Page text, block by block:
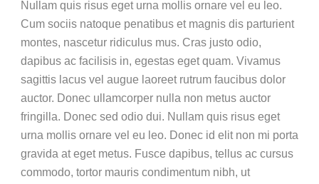
Nullam quis risus eget urna mollis ornare vel eu leo.
Cum sociis natoque penatibus et magnis dis parturient
montes, nascetur ridiculus mus. Cras justo odio,
dapibus ac facilisis in, egestas eget quam. Vivamus
sagittis lacus vel augue laoreet rutrum faucibus dolor
auctor. Donec ullamcorper nulla non metus auctor
fringilla. Donec sed odio dui. Nullam quis risus eget
urna mollis ornare vel eu leo. Donec id elit non mi porta
gravida at eget metus. Fusce dapibus, tellus ac cursus
commodo, tortor mauris condimentum nibh, ut